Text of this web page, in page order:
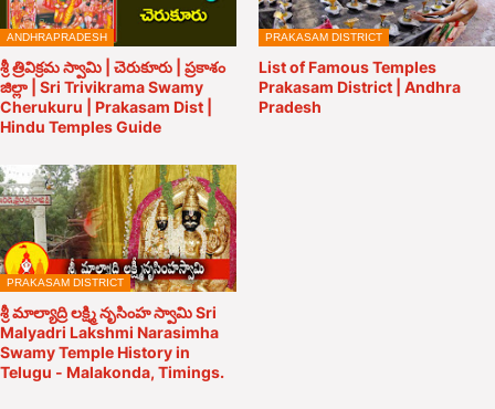
ANDHRAPRADESH
శ్రీ త్రివిక్రమ స్వామి | చెరుకూరు | ప్రకాశం
జిల్లా | Sri Trivikrama Swamy
Cherukuru | Prakasam Dist |
Hindu Temples Guide
PRAKASAM DISTRICT
List of Famous Temples
Prakasam District | Andhra
Pradesh
PRAKASAM DISTRICT
శ్రీ మాల్యాద్రి లక్ష్మి నృసింహ స్వామి Sri
Malyadri Lakshmi Narasimha
Swamy Temple History in
Telugu - Malakonda, Timings.